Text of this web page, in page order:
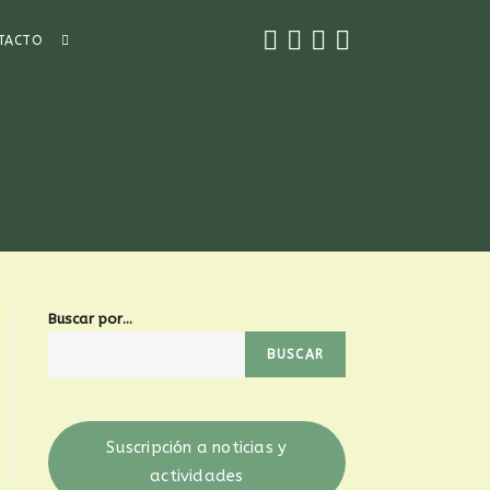
Buscar por...
BUSCAR
Suscripción a noticias y
actividades